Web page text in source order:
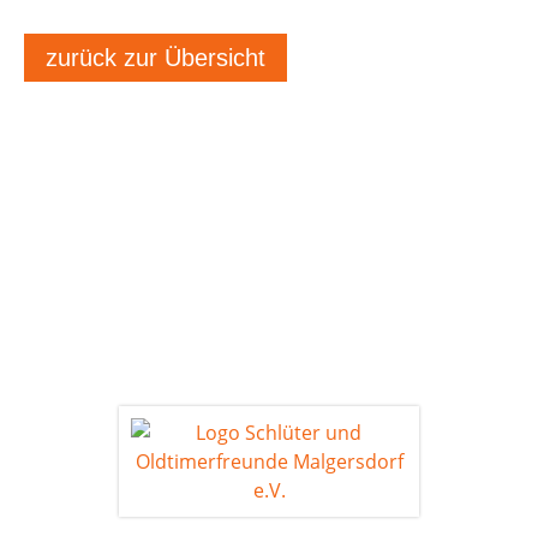
zurück zur Übersicht